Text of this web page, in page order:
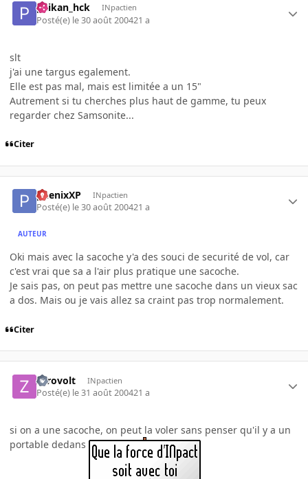
paikan_hck INpactien
Posté(e) le 30 août 200421 a
slt
j'ai une targus egalement.
Elle est pas mal, mais est limitée a un 15"
Autrement si tu cherches plus haut de gamme, tu peux
regarder chez Samsonite...
Citer
phenixXP INpactien
Posté(e) le 30 août 200421 a
AUTEUR
Oki mais avec la sacoche y'a des souci de securité de vol, car
c'est vrai que sa a l'air plus pratique une sacoche.
Je sais pas, on peut pas mettre une sacoche dans un vieux sac
a dos. Mais ou je vais allez sa craint pas trop normalement.
Citer
zerovolt INpactien
Posté(e) le 31 août 200421 a
si on a une sacoche, on peut la voler sans penser qu'il y a un
portable dedans